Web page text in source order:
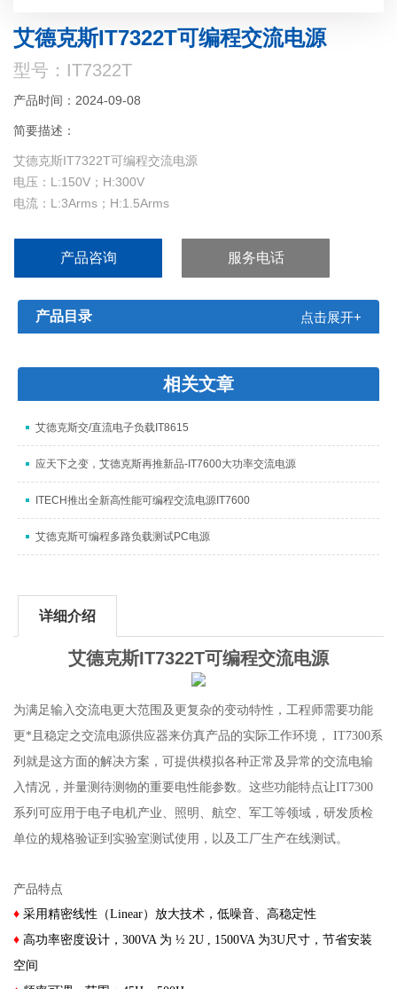
艾德克斯IT7322T可编程交流电源
型号：IT7322T
产品时间：2024-09-08
简要描述：
艾德克斯IT7322T可编程交流电源
电压：L:150V；H:300V
电流：L:3Arms；H:1.5Arms
产品咨询 服务电话
产品目录 点击展开+
相关文章
艾德克斯交/直流电子负载IT8615
应天下之变，艾德克斯再推新品-IT7600大功率交流电源
ITECH推出全新高性能可编程交流电源IT7600
艾德克斯可编程多路负载测试PC电源
详细介绍
艾德克斯IT7322T可编程交流电源
为满足输入交流电更大范围及更复杂的变动特性，工程师需要功能
更*且稳定之交流电源供应器来仿真产品的实际工作环境， IT7300系
列就是这方面的解决方案，可提供模拟各种正常及异常的交流电输
入情况，并量测待测物的重要电性能参数。这些功能特点让IT7300
系列可应用于电子电机产业、照明、航空、军工等领域，研发质检
单位的规格验证到实验室测试使用，以及工厂生产在线测试。
产品特点
♦采用精密线性（Linear）放大技术，低噪音、高稳定性
♦高功率密度设计，300VA 为 ½ 2U , 1500VA 为3U尺寸，节省安装
空间